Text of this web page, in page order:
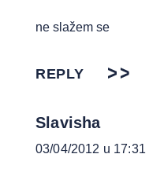
ne slažem se
REPLY
Slavisha
03/04/2012 u 17:31